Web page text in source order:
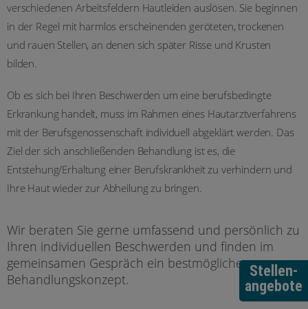
Stellen-
angebote
verschiedenen Arbeitsfeldern Hautleiden auslösen. Sie beginnen
in der Regel mit harmlos erscheinenden geröteten, trockenen
und rauen Stellen, an denen sich später Risse und Krusten
bilden.
Ob es sich bei Ihren Beschwerden um eine berufsbedingte
Erkrankung handelt, muss im Rahmen eines Hautarztverfahrens
mit der Berufsgenossenschaft individuell abgeklärt werden. Das
Ziel der sich anschließenden Behandlung ist es, die
Entstehung/Erhaltung einer Berufskrankheit zu verhindern und
Ihre Haut wieder zur Abheilung zu bringen.
Wir beraten Sie gerne umfassend und persönlich zu
Ihren individuellen Beschwerden und finden im
gemeinsamen Gespräch ein bestmögliches
Behandlungskonzept.